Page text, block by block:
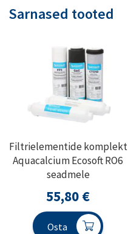
Sarnased tooted
Filtrielementide komplekt
Aquacalcium Ecosoft RO6
seadmele
55,80 €
Osta